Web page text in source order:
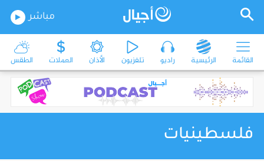
مباشر
القائمة الرئيسية راديو تلفزيون الأذان العملات الطقس
فلسطينيات